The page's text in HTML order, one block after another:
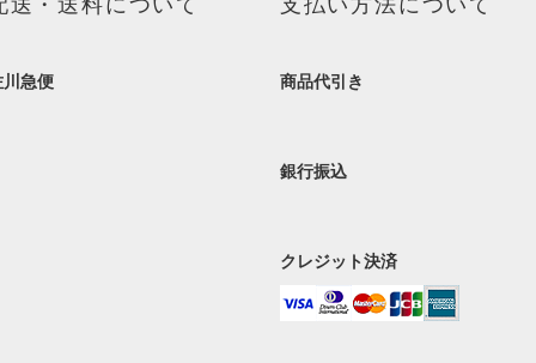
送・送料について
川急便
支払い方法について
商品代引き
銀行振込
クレジット決済